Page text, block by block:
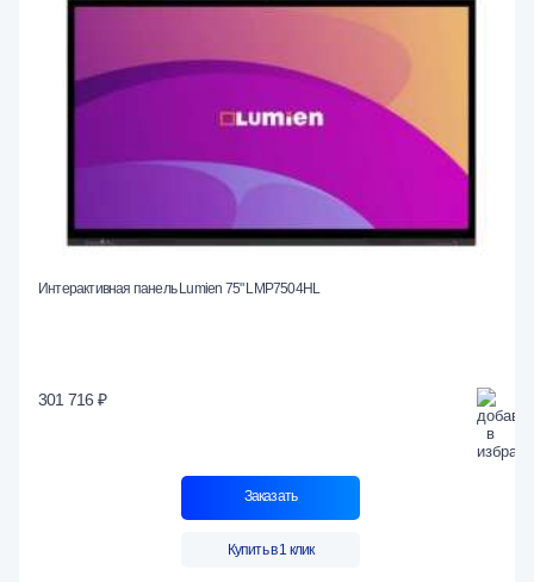
Интерактивная панель Lumien 75" LMP7504HL
301 716 ₽
Заказать
Купить в 1 клик